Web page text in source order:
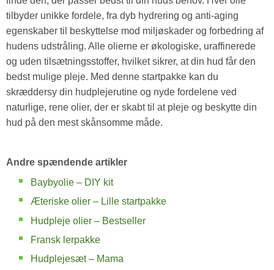
tilbyder unikke fordele, fra dyb hydrering og anti-aging
egenskaber til beskyttelse mod miljøskader og forbedring af
hudens udstråling. Alle olierne er økologiske, uraffinerede
og uden tilsætningsstoffer, hvilket sikrer, at din hud får den
bedst mulige pleje. Med denne startpakke kan du
skræddersy din hudplejerutine og nyde fordelene ved
naturlige, rene olier, der er skabt til at pleje og beskytte din
hud på den mest skånsomme måde.
Andre spændende artikler
Baybyolie – DIY kit
Æteriske olier – Lille startpakke
Hudpleje olier – Bestseller
Fransk lerpakke
Hudplejesæt – Mama